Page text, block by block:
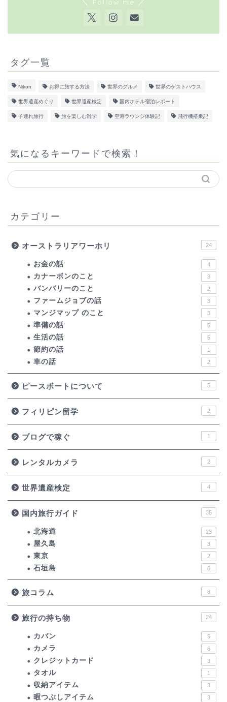
＼ Follow me ／
タグ一覧
Nikon お得に旅する方法 世界のグルメ 世界のゲストハウス
世界遺産めぐり 世界遺産検定 国内ホテル宿泊レポート
子連れ旅行 旅を楽しむ雑学 空港ラウンジ体験記 飛行機搭乗記
気になるキーワードで検索！
カテゴリー
オーストラリアワーホリ 24
お金の話 4
カナーボンのこと 3
バンバリーのこと 2
ファームジョブの話 3
マンジマップ のこと 3
準備の話 5
生活の話 5
節約の話 1
車の話 2
ピースボートについて 5
フィリピン留学 2
ブログで稼ぐ 1
レンタルカメラ 2
世界遺産検定 4
国内旅行ガイド 35
北海道 23
屋久島 3
東京 2
石垣島 6
旅コラム 8
旅行の持ち物 24
カバン 5
カメラ 6
クレジットカード 3
タオル 1
収納アイテム 3
暇つぶしアイテム 3